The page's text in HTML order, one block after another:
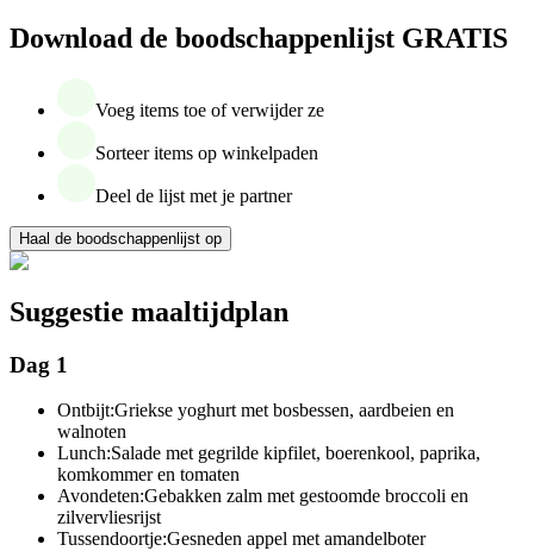
Download de boodschappenlijst GRATIS
Voeg items toe of verwijder ze
Sorteer items op winkelpaden
Deel de lijst met je partner
Haal de boodschappenlijst op
Suggestie maaltijdplan
Dag 1
Ontbijt:Griekse yoghurt met bosbessen, aardbeien en
walnoten
Lunch:Salade met gegrilde kipfilet, boerenkool, paprika,
komkommer en tomaten
Avondeten:Gebakken zalm met gestoomde broccoli en
zilvervliesrijst
Tussendoortje:Gesneden appel met amandelboter